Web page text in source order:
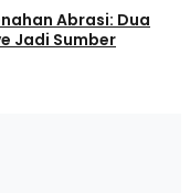
Abrasi: Dua
Jadi Sumber